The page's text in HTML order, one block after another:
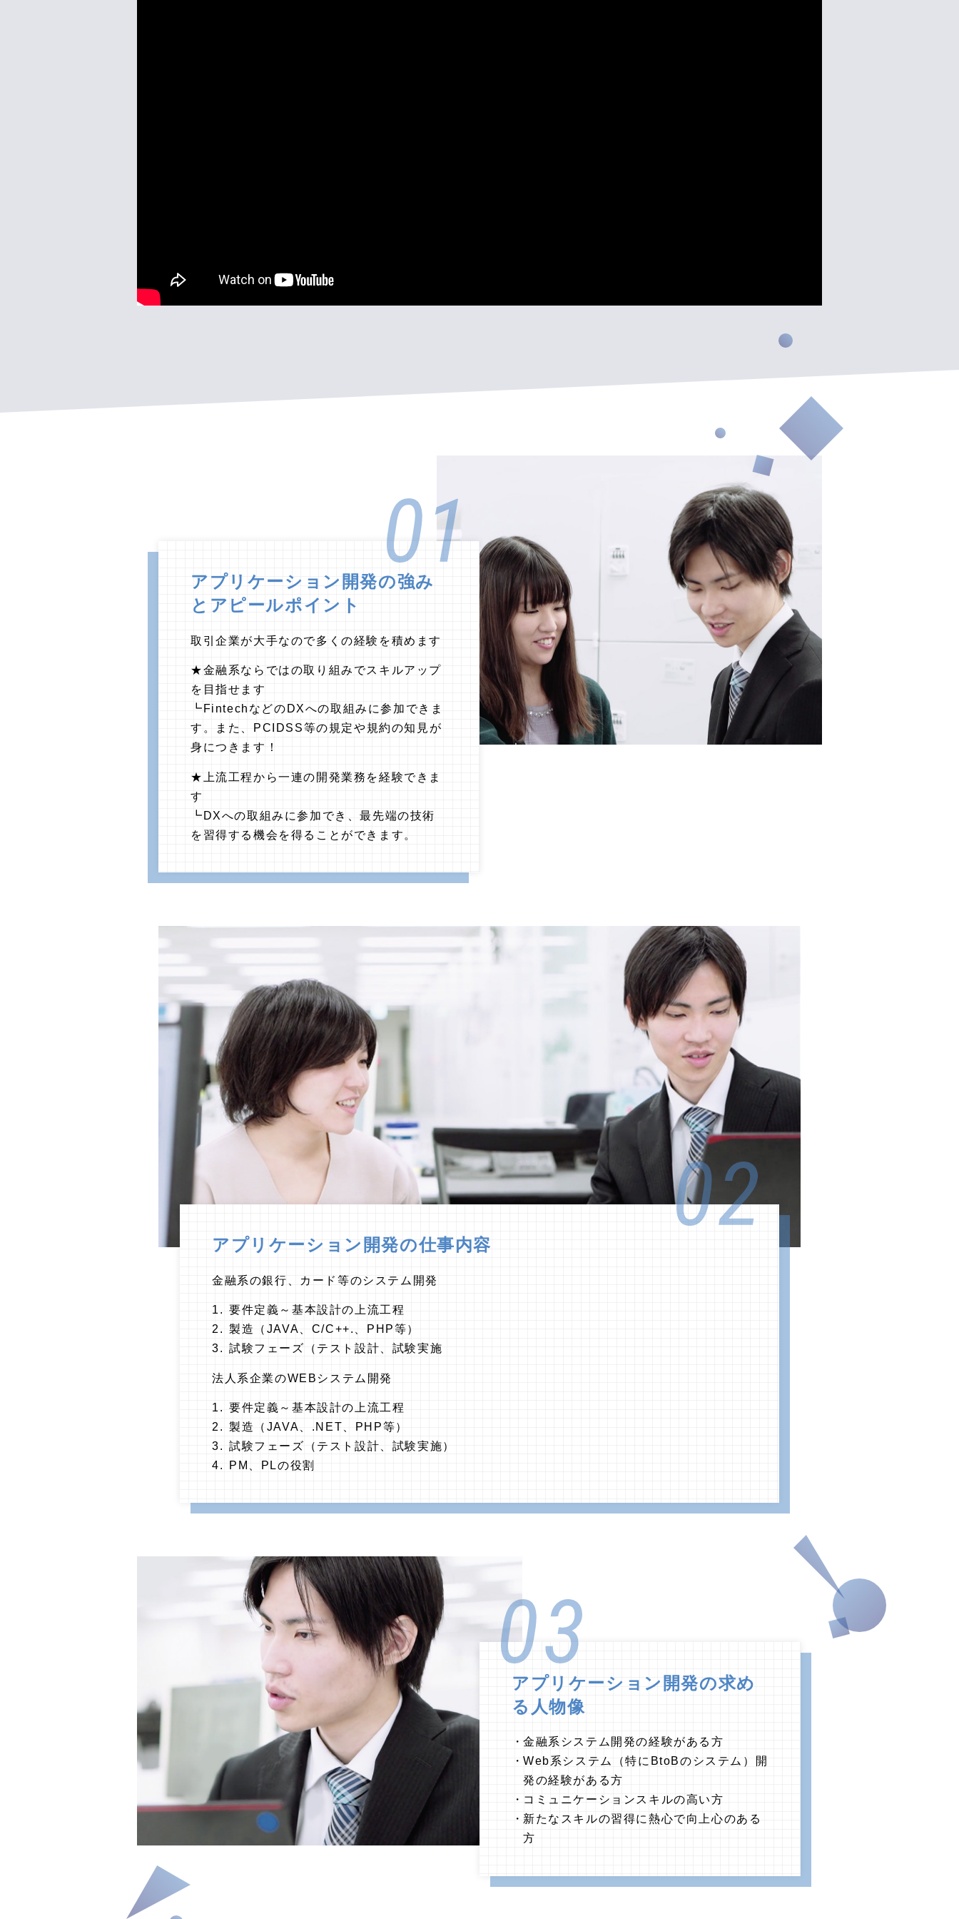
アプリケーション開発の強み
とアピールポイント
取引企業が大手なので多くの経験を積めます
★金融系ならではの取り組みでスキルアップ
を目指せます
┗FintechなどのDXへの取組みに参加できま
す。また、PCIDSS等の規定や規約の知見が
身につきます！
★上流工程から一連の開発業務を経験できま
す
┗DXへの取組みに参加でき、最先端の技術
を習得する機会を得ることができます。
アプリケーション開発の仕事内容
金融系の銀行、カード等のシステム開発
要件定義～基本設計の上流工程
製造（JAVA、C/C++.、PHP等）
試験フェーズ（テスト設計、試験実施
法人系企業のWEBシステム開発
要件定義～基本設計の上流工程
製造（JAVA、.NET、PHP等）
試験フェーズ（テスト設計、試験実施）
PM、PLの役割
アプリケーション開発の求め
る人物像
金融系システム開発の経験がある方
Web系システム（特にBtoBのシステム）開
発の経験がある方
コミュニケーションスキルの高い方
新たなスキルの習得に熱心で向上心のある
方